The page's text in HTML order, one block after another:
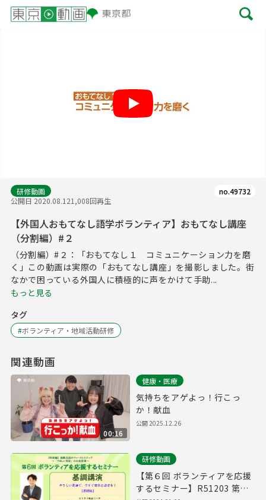
研修動画
公開日 2020.08.121,008回再生
no.49732
【外国人おもてなし語学ボランティア】おもてなし講座
（分割編）#２
（分割編）#２：「おもてなし１ コミュニケーション力を磨
く」この動画は実際の「おもてなし講座」を撮影しました。街
なかで困っている外国人に積極的に声をかけて手助...
もっと見る
タグ
#ボランティア・地域活動研修
関連動画
00:16
健康・医療
気持ちをアゲよっ！行こっ
か！献血
公開2025.12.26
研修動画
【第６回 ボランティアを応援
するセミナー】R51203 第１